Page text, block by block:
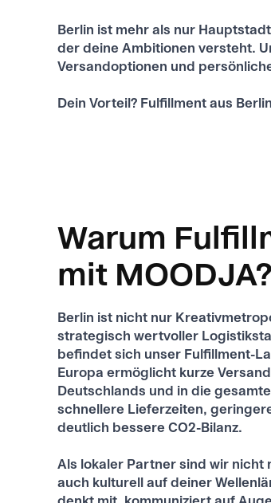
Berlin ist mehr als nur
der deine Ambitionen versteht.
Versandoptionen und
Dein Vorteil? Fulfillment aus
Warum
mit MOODJA?
Berlin ist nicht nur
strategisch wertvoller
befindet sich unser Fulfillment-
Europa ermöglicht kurze
Deutschlands und in die
schnellere Lieferzeiten,
deutlich bessere CO2-Bilanz.
Als lokaler Partner sind wir nicht
auch kulturell auf deiner